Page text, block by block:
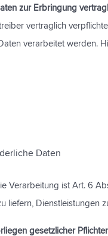
zur Erbringung
vertraglich
verarbeitet werden.
Daten
Verarbeitung ist Art. 6
liefern, Dienstleistungen
gesetzlicher